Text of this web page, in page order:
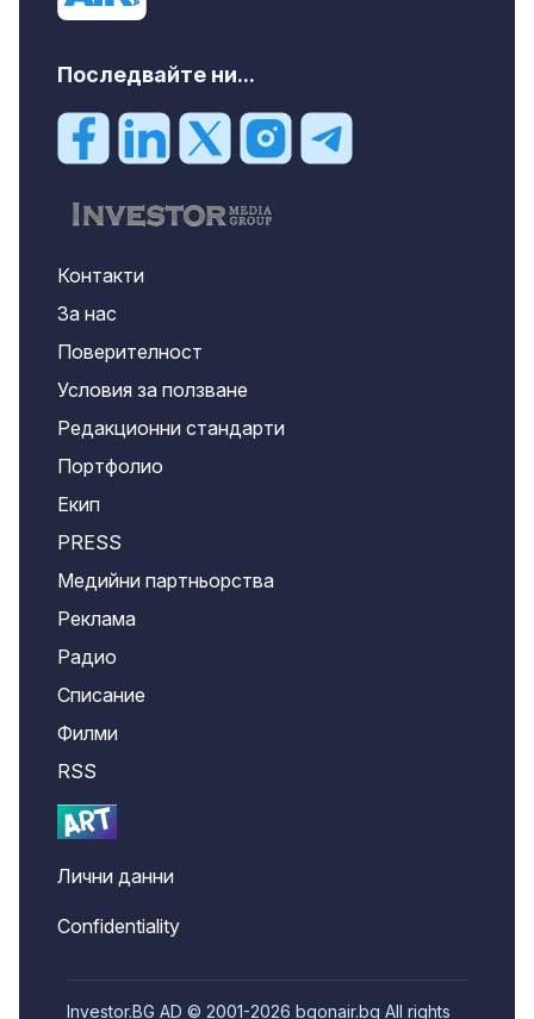
Последвайте ни...
Контакти
За нас
Поверителност
Условия за ползване
Редакционни стандарти
Портфолио
Екип
PRESS
Медийни партньорства
Реклама
Радио
Списание
Филми
RSS
Лични данни
Confidentiality
Investor.BG AD © 2001-2026 bgonair.bg All rights